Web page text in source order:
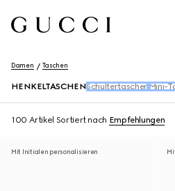
Damen Taschen
HENKELTASCHEN Schultertaschen Mini-
100 Artikel Sortiert nach Empfehlungen
Mit Initialen personalisieren